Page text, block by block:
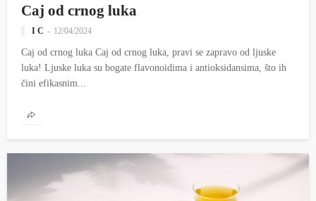
Caj od crnog luka
I C 12/04/2024
Caj od crnog luka Caj od crnog luka, pravi se zapravo od ljuske
luka! Ljuske luka su bogate flavonoidima i antioksidansima, što ih
čini efikasnim...